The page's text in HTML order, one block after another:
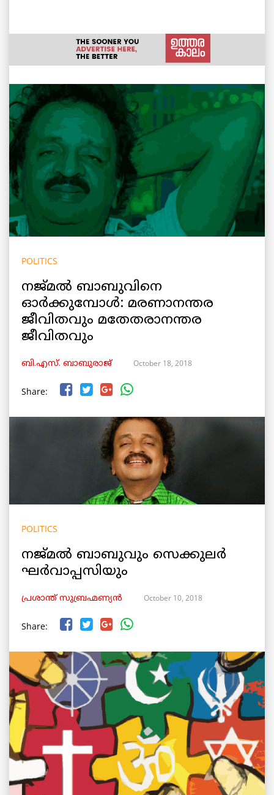
POLITICS
നജ്മൽ ബാബുവിനെ
ഓർക്കുമ്പോൾ: മരണാനന്തര
ജീവിതവും മതേതരാനന്തര
ജീവിതവും
ബി.എസ്. ബാബുരാജ് October 18, 2018
Share:
POLITICS
നജ്മൽ ബാബുവും സെക്കുലർ
ഘർവാപ്പസിയും
പ്രശാന്ത് സുബ്രഹ്മണ്യൻ October 10, 2018
Share: